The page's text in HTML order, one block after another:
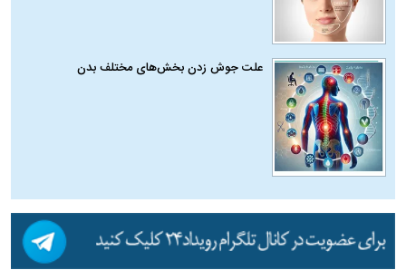
علت جوش زدن بخش‌های مختلف بدن